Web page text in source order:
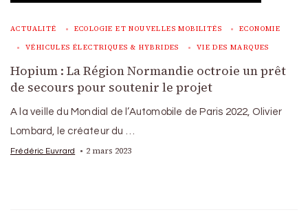
ACTUALITÉ ECOLOGIE ET NOUVELLES MOBILITÉS ECONOMIE
VÉHICULES ÉLECTRIQUES & HYBRIDES VIE DES MARQUES
Hopium : La Région Normandie octroie un prêt
de secours pour soutenir le projet
A la veille du Mondial de l’Automobile de Paris 2022, Olivier
Lombard, le créateur du …
Frédéric Euvrard 2 mars 2023